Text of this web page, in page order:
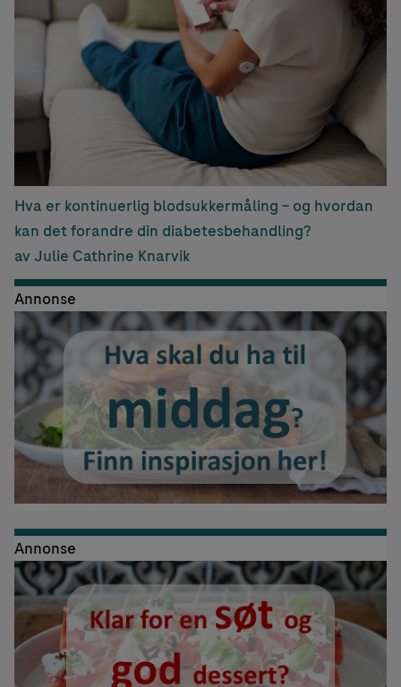
Hva er kontinuerlig blodsukkermåling – og hvordan
kan det forandre din diabetesbehandling?
av Julie Cathrine Knarvik
Annonse
Annonse